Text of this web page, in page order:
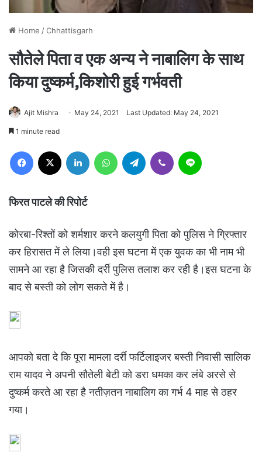
Home /Chhattisgarh
सौतेले पिता व एक अन्य ने नाबालिग के साथ
किया दुष्कर्म,किशोरी हुई गर्भवती
Ajit Mishra May 24, 2021 Last Updated: May 24, 2021
1 minute read
Facebook LinkedIn WhatsAppTelegram Viber
फिरत पाटले की रिपोर्ट
कोरबा-रिश्तों को शर्मशार करने कलयुगी पिता को पुलिस ने ग्रिफ्तार
कर हिरासत में ले लिया।वही इस घटना में एक युवक का भी नाम भी
सामने आ रहा है जिसकी दर्री पुलिस तलाश कर रही है।इस घटना के
बाद से बस्ती को लोग सकते में है।
आपको बता दे कि पूरा मामला दर्री फर्टिलाइजर बस्ती निवासी सालिक
राम यादव ने अपनी सौतेली बेटी को डरा धमका कर लंबे अरसे से
दुष्कर्म करते आ रहा है नतीज़तन नाबालिग का गर्भ 4 माह से ठहर
गया।